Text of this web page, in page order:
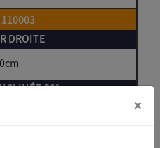
110003
×